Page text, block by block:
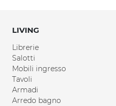
LIVING
Librerie
Salotti
Mobili ingresso
Tavoli
Armadi
Arredo bagno